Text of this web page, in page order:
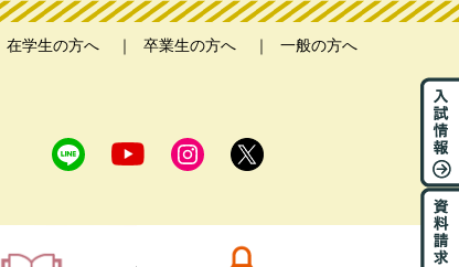
在学生の方へ 卒業生の方へ 一般の方へ